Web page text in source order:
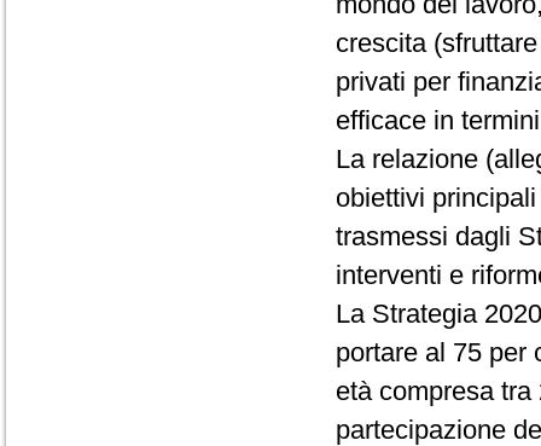
crescita
privati per
efficace in
La relazione
obiettivi
trasmessi dagli
interventi e
La Strategia
portare al 75 per
età compresa
partecipazione